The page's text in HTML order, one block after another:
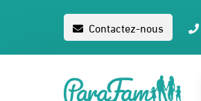
Contactez-nous